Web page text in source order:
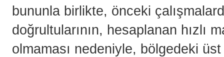
bununla birlikte, önceki
doğrultularının, hesaplanan hızlı
olmaması nedeniyle, bölgedeki üst